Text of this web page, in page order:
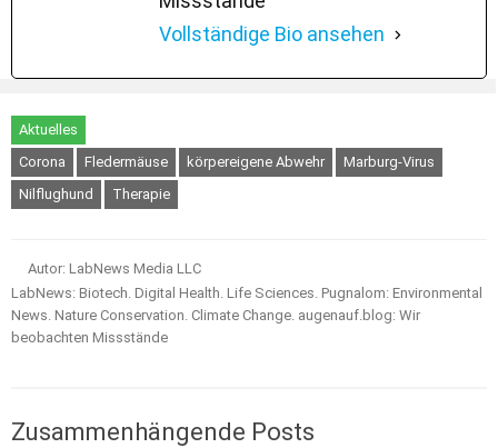
Vollständige Bio ansehen
Aktuelles
Corona
Fledermäuse körpereigene Abwehr
Marburg-Virus
Nilflughund
Therapie
Autor: LabNews Media LLC
LabNews: Biotech. Digital Health. Life Sciences. Pugnalom: Environmental
News. Nature Conservation. Climate Change. augenauf.blog: Wir
beobachten Missstände
Zusammenhängende Posts